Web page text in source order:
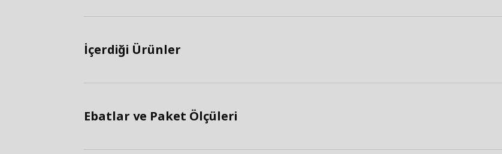
İçerdiği Ürünler
Ebatlar ve Paket Ölçüleri